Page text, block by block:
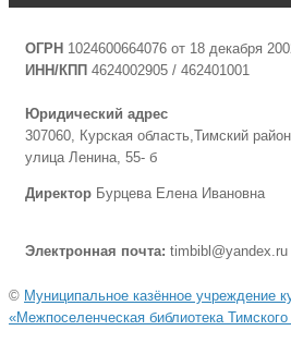
ОГРН 1024600664076 от 18 декабря
ИНН/КПП 4624002905 / 462401001
Юридический адрес
307060, Курская область,Тимский
улица Ленина, 55- б
Директор Бурцева Елена Ивановна
Электронная почта: timbibl@yandex.ru
© Муниципальное казённое учреждение
«Межпоселенческая библиотека